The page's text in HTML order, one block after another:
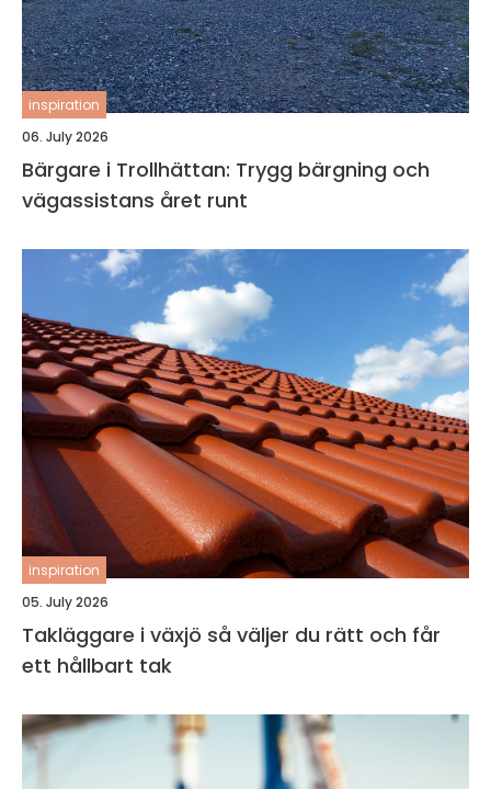
inspiration
06. July 2026
Bärgare i Trollhättan: Trygg bärgning och
vägassistans året runt
inspiration
05. July 2026
Takläggare i växjö så väljer du rätt och får
ett hållbart tak